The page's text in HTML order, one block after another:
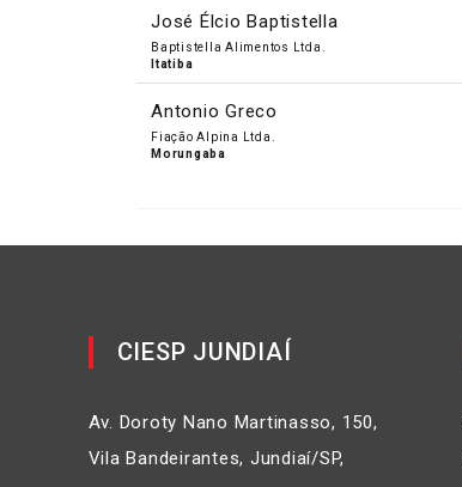
José Élcio Baptistella
Baptistella Alimentos Ltda.
Itatiba
Antonio Greco
Fiação Alpina Ltda.
Morungaba
CIESP JUNDIAÍ
Av. Doroty Nano Martinasso, 150,
Vila Bandeirantes, Jundiaí/SP,